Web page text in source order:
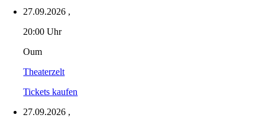
27.09.2026 ,
20:00 Uhr
Oum
Theaterzelt
Tickets kaufen
27.09.2026 ,